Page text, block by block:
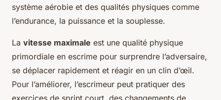
système aérobie et des qualités physiques comme
l’endurance, la puissance et la souplesse.
La vitesse maximale est une qualité physique
primordiale en escrime pour surprendre l’adversaire,
se déplacer rapidement et réagir en un clin d’œil.
Pour l’améliorer, l’escrimeur peut pratiquer des
exercices de sprint court, des changements de